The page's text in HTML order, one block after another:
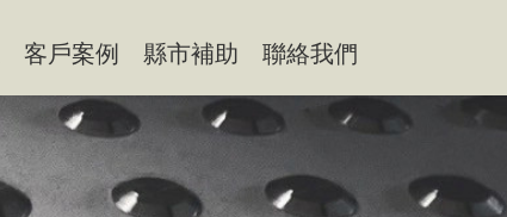
客戶案例 縣市補助 聯絡我們